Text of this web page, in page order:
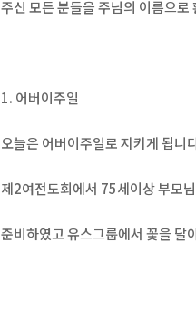
주신 모든 분들을 주님의 이름으로
1. 어버이주일
오늘은 어버이주일로 지키게 됩니
제2여전도회에서 75세이상 부모
준비하였고 유스그룹에서 꽃을 달